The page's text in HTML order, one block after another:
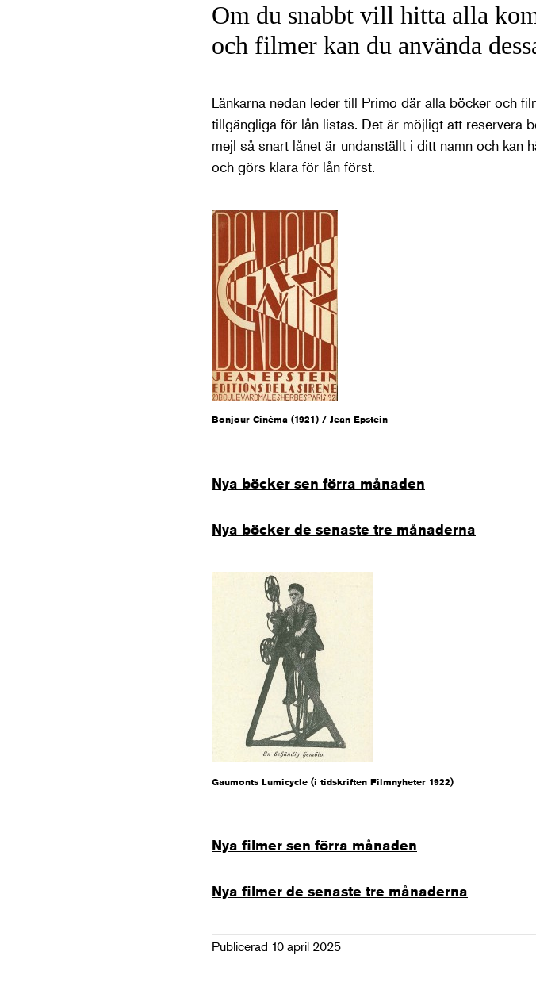
Om du snabbt vill hitta alla
och filmer kan du använda
Länkarna nedan leder till Primo där alla böcker och
tillgängliga för lån listas. Det är möjligt att reservera
mejl så snart lånet är undanställt i ditt namn och kan
och görs klara för lån först.
Bonjour Cinéma (1921) / Jean Epstein
Nya böcker sen förra månaden
Nya böcker de senaste tre månaderna
Gaumonts Lumicycle (i tidskriften Filmnyheter 1922)
Nya filmer sen förra månaden
Nya filmer de senaste tre månaderna
Publicerad 10 april 2025